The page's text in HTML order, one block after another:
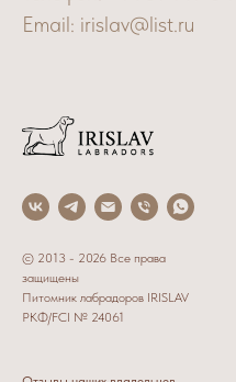
Email: irislav@list.ru
© 2013 - 2026 Все права
защищены
Питомник лабрадоров IRISLAV
РКФ/FCI № 24061